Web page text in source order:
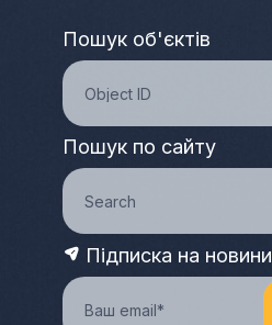
Пошук об'єктів
Пошук по сайту
Підписка на новини